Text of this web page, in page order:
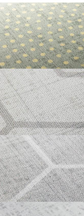
推奨糊は、「プリンテリ
・サイズ
・不燃認定番号
・準不燃認定番号
| リピートレス商品に
横のリピートサイズが
リピートレスタイプの商
だき、番号をご指定くださ
リピートレスタイプのご
ますのでご注意ください。
また、ご使用される壁面
は、お問い合わせください
| 2.使用環境について |
高温、多濯、水漏れの環
明付近など、下地の段差
い。
| 3.柄合わせの必要な
柄合わせを必要とする商
ご注意ください。施工の
てください。
| 4.施工費について |
防
火
性
能
施
工
方
法
直
張
り
不燃材
不燃石
準不燃
金属板
施
工
方
法
下
張
り
不燃材
不燃石
準不燃
それぞれ壁紙との組み合
なります。
※①告示第1400号のモルタ
SAMEKOMON
BISHAMON
KIKKO